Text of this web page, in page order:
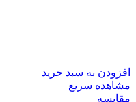
افزودن به سبد خرید
مشاهده سریع
مقایسه